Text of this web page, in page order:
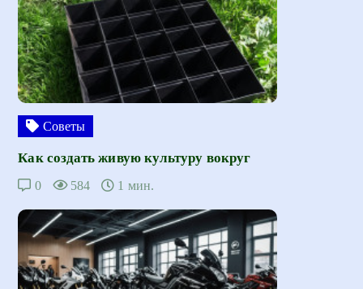
Советы
Как создать живую культуру вокруг
0 584 1 мин.